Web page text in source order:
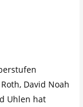
David Noah
Uhlen hat